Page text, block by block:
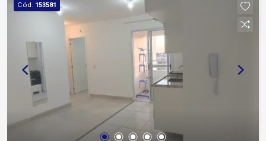
Cód. 153581